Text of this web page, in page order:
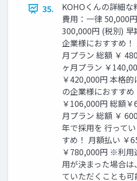
35.
KOHOくんの詳細な
費⽤：⼀律 50,000
300,000円 (税別) 早
企業様におすすめ！
⽉プラン 総額 ￥
ヶ⽉プラン ￥
￥420,000円 本格
の企業様におすす
￥106,000円 総額
⽉プラン 総額 ￥
年で採⽤を ⾏って
すめ！ ⽉額払い ￥
￥780,000円 ※利⽤
⽤が決まった場合
ていただくことも